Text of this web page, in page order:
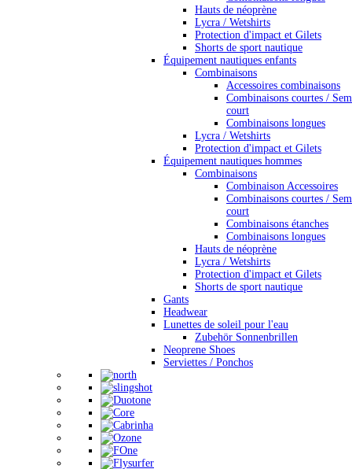
Hauts de néoprène
Lycra / Wetshirts
Protection d'impact et Gilets
Shorts de sport nautique
Équipement nautiques enfants
Combinaisons
Accessoires combinaisons
Combinaisons courtes /
court
Combinaisons longues
Lycra / Wetshirts
Protection d'impact et Gilets
Équipement nautiques hommes
Combinaisons
Combinaison Accessoires
Combinaisons courtes /
court
Combinaisons étanches
Combinaisons longues
Hauts de néoprène
Lycra / Wetshirts
Protection d'impact et Gilets
Shorts de sport nautique
Gants
Headwear
Lunettes de soleil pour l'eau
Zubehör Sonnenbrillen
Neoprene Shoes
Serviettes / Ponchos